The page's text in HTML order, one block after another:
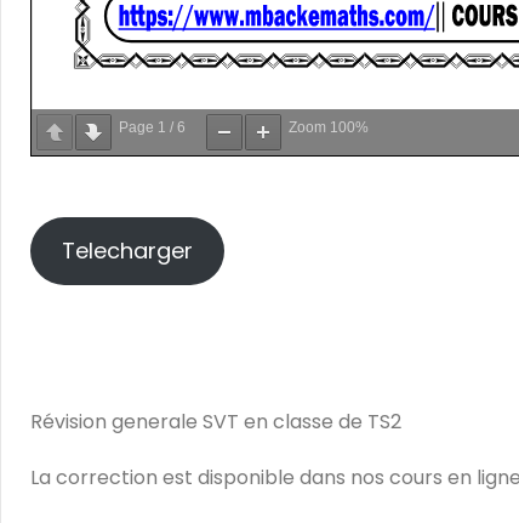
Page 1 / 6 Zoom 100%
Telecharger
Révision generale SVT en classe de TS2
La correction est disponible dans nos cours en